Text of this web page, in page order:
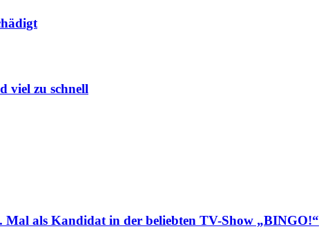
viel zu schnell
Mal als Kandidat in der beliebten TV-Show „BINGO!“